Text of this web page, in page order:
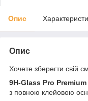
Опис
Опис
Хочете зберегти свій
9H-Glass Pro Premium
з повною клейовою